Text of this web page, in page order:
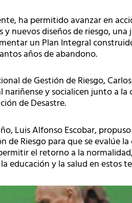
ha permitido avanzar en
nuevos diseños de riesgo,
un Plan Integral
años de abandono.
de Gestión de Riesgo,
y socialicen junto a
de Desastre.
Luis Alfonso Escobar,
de Riesgo para que se evalúe
el retorno a la
educación y la salud en estos